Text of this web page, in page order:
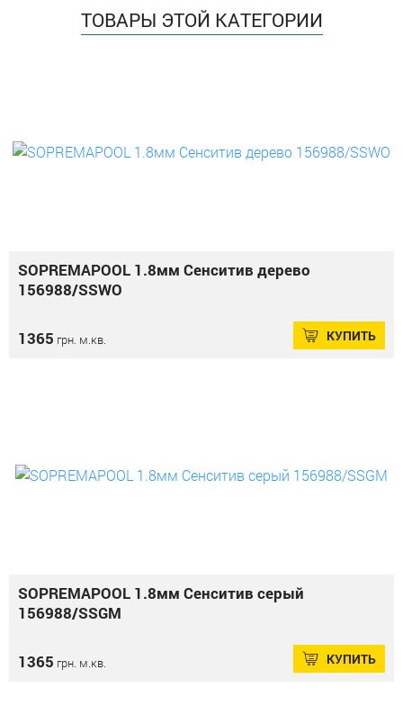
ТОВАРЫ ЭТОЙ КАТЕГОРИИ
SOPREMAPOOL 1.8мм Сенситив дерево
156988/SSWO
1365 грн. м.кв. КУПИТЬ
SOPREMAPOOL 1.8мм Сенситив серый
156988/SSGM
1365 грн. м.кв. КУПИТЬ